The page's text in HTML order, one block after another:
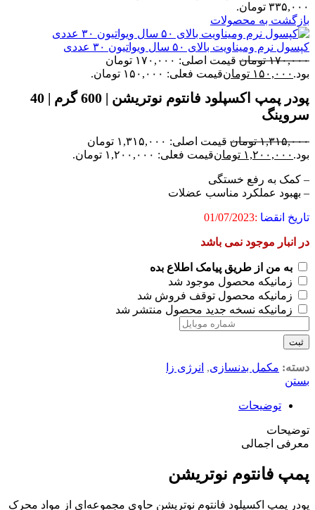
۳۳۵,۰۰۰ تومان.
بازگشت به محصولات
کپسول نرم ومیناویت بالای ۵۰ سال ویواتیون ۳۰ عددی
۱۷۰,۰۰۰ تومان
قیمت اصلی: ۱۷۰,۰۰۰ تومان
بود. ۱۵۰,۰۰۰ تومانقیمت فعلی: ۱۵۰,۰۰۰ تومان.
پودر پمپ اکسپلود فانتوم نوتریشن | 600 گرم | 40
سروینگ
۱,۳۱۵,۰۰۰ تومان
قیمت اصلی: ۱,۳۱۵,۰۰۰ تومان
بود. ۱,۲۰۰,۰۰۰ تومانقیمت فعلی: ۱,۲۰۰,۰۰۰ تومان.
– کمک به رفع خستگی
– بهبود عملکرد مناسب عضلات
تاریخ انقضا :
01/07/2023
در انبار موجود نمی باشد
به من از طریق پیامک اطلاع بده
زمانیکه محصول موجود شد
زمانیکه محصول توقف فروش شد
زمانیکه نسخه جدید محصول منتشر شد
ثبت
دسته: مکمل بدنسازی, انرژی زا
بستن
توضیحات
توضیحات
معرفی اجمالی
پمپ فانتوم نوتریشن
پودر پمپ اکسپلود فانتوم نوتریشن حاوی مجموعه‌ای از مواد محرک